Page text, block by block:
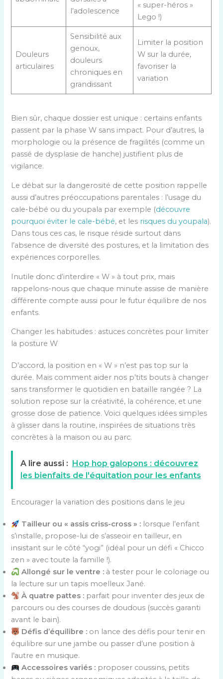
l’adolescence
« super-héros »
Lego !)
Douleurs
articulaires
Sensibilité aux
genoux,
douleurs
chroniques en
grandissant
Limiter la position
W sur la durée,
favoriser la
variation
Bien sûr, chaque dossier est unique : certains enfants
passent par la phase W sans impact. Pour d’autres, la
morphologie ou la présence de fragilités (comme un
passé de dysplasie de hanche) justifient plus de
vigilance.
Le débat sur la dangerosité de cette position rappelle
aussi d’autres préoccupations parentales : l’usage du
cale-bébé ou du youpala par exemple (découvre
pourquoi éviter le cale-bébé, et les risques du youpala).
Dans tous ces cas, le risque réside surtout dans
l’absence de diversité des postures, et la limitation des
expériences corporelles.
Inutile donc d’interdire « W » à tout prix, mais
rappelons-nous que chaque minute assise de manière
différente compte aussi pour le futur équilibre de nos
enfants.
Changer les habitudes : astuces concrètes pour limiter
la posture W
D’accord, la position en « W » n’est pas top sur la
durée. Mais comment aider nos p’tits bouts à changer
sans transformer le quotidien en bataille rangée ? La
solution repose sur la créativité, la cohérence, et une
grosse dose de patience. Voici quelques idées simples
à glisser dans la routine, inspirées de situations très
concrètes à la maison ou au parc.
A lire aussi :
Hop hop galopons : découvrez
les bienfaits de l'équitation pour les enfants
Encourager la variation des positions dans le jeu
Tailleur ou « assis criss-cross » : lorsque l’enfant
s’installe, propose-lui de s’asseoir en tailleur, en
insistant sur le côté “yogi” (idéal pour un défi « Chicco
zen » avec toute la famille !).
Allongé sur le ventre : à tester pour le coloriage ou
la lecture sur un tapis moelleux Jané.
À quatre pattes : parfait pour inventer des jeux de
parcours ou des courses de doudous (succès garanti
avant le bain).
Défis d’équilibre : on lance des défis pour tenir en
équilibre sur une jambe ou passer d’une position à
l’autre en musique.
Accessoires variés : proposer coussins, petits